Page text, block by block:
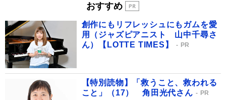
おすすめ
創作にもリフレッシュにもガムを愛
用（ジャズピアニスト 山中千尋さ
ん）【LOTTE TIMES】
PR
【特別読物】「救うこと、救われる
こと」（17） 角田光代さん
PR